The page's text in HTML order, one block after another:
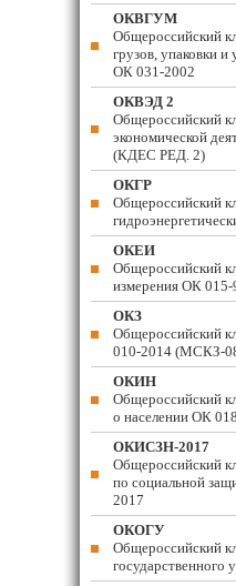
ОКВГУМ
Общероссийский
грузов, упаковки
ОК 031-2002
ОКВЭД 2
Общероссийский
экономической
(КДЕС РЕД. 2)
ОКГР
Общероссийский
ОКЕИ
Общероссийский
измерения ОК
ОКЗ
Общероссийский
010-2014 (МСКЗ-
ОКИН
Общероссийский
о населении ОК
ОКИСЗН-2017
Общероссийский
по социальной
2017
ОКОГУ
Общероссийский
государственного